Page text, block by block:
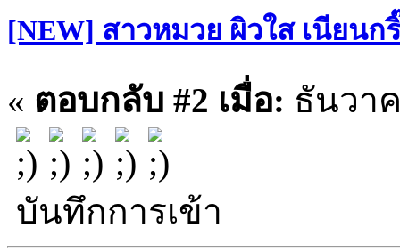
[NEW] สาวหมวย ผิวใส เนียนก
« ตอบกลับ #2 เมื่อ: ธันวาค
บันทึกการเข้า